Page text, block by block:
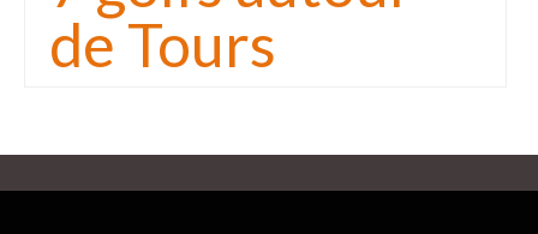
de Tours